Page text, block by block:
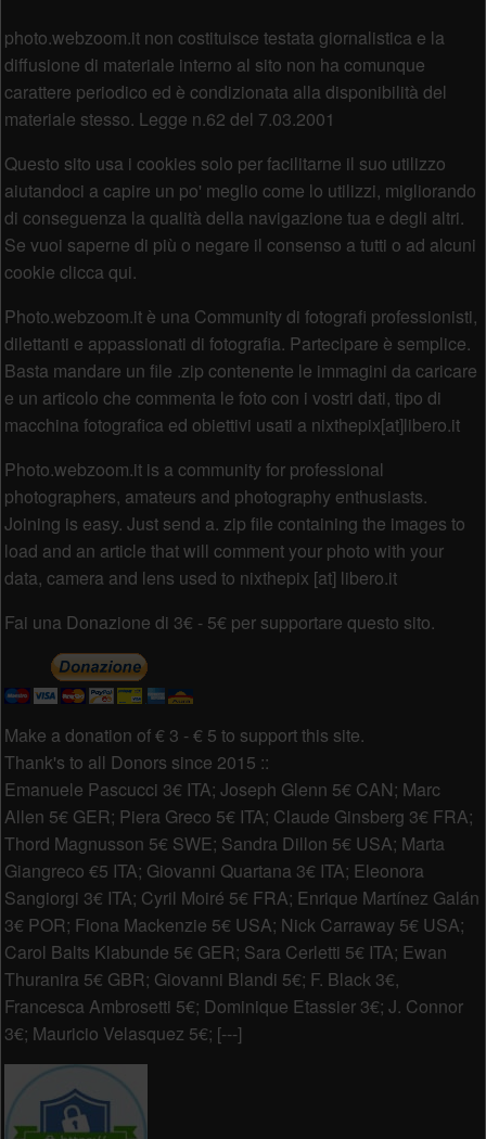
photo.webzoom.it non costituisce testata giornalistica e la
diffusione di materiale interno al sito non ha comunque
carattere periodico ed è condizionata alla disponibilità del
materiale stesso. Legge n.62 del 7.03.2001
Questo sito usa i cookies solo per facilitarne il suo utilizzo
aiutandoci a capire un po' meglio come lo utilizzi, migliorando
di conseguenza la qualità della navigazione tua e degli altri.
Se vuoi saperne di più o negare il consenso a tutti o ad alcuni
cookie clicca qui.
Photo.webzoom.it è una Community di fotografi professionisti,
dilettanti e appassionati di fotografia. Partecipare è semplice.
Basta mandare un file .zip contenente le immagini da caricare
e un articolo che commenta le foto con i vostri dati, tipo di
macchina fotografica ed obiettivi usati a nixthepix[at]libero.it
Photo.webzoom.it is a community for professional
photographers, amateurs and photography enthusiasts.
Joining is easy. Just send a. zip file containing the images to
load and an article that will comment your photo with your
data, camera and lens used to nixthepix [at] libero.it
Fai una Donazione di 3€ - 5€ per supportare questo sito.
Make a donation of € 3 - € 5 to support this site.
Thank's to all Donors since 2015 ::
Emanuele Pascucci 3€ ITA; Joseph Glenn 5€ CAN; Marc
Allen 5€ GER; Piera Greco 5€ ITA; Claude Ginsberg 3€ FRA;
Thord Magnusson 5€ SWE; Sandra Dillon 5€ USA; Marta
Giangreco €5 ITA; Giovanni Quartana 3€ ITA; Eleonora
Sangiorgi 3€ ITA; Cyril Moiré 5€ FRA; Enrique Martínez Galán
3€ POR; Fiona Mackenzie 5€ USA; Nick Carraway 5€ USA;
Carol Balts Klabunde 5€ GER; Sara Cerletti 5€ ITA; Ewan
Thuranira 5€ GBR; Giovanni Blandi 5€; F. Black 3€,
Francesca Ambrosetti 5€; Dominique Etassier 3€; J. Connor
3€; Mauricio Velasquez 5€; [---]